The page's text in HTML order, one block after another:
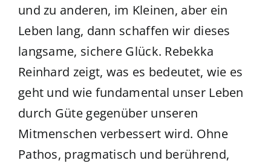
und zu anderen, im Kleinen, aber ein
Leben lang, dann schaffen wir dieses
langsame, sichere Glück. Rebekka
Reinhard zeigt, was es bedeutet, wie es
geht und wie fundamental unser Leben
durch Güte gegenüber unseren
Mitmenschen verbessert wird. Ohne
Pathos, pragmatisch und berührend,